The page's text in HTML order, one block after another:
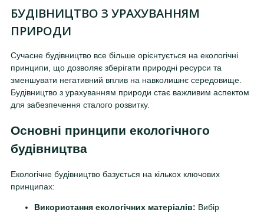
БУДІВНИЦТВО З УРАХУВАННЯМ
ПРИРОДИ
Сучасне будівництво все більше орієнтується на екологічні
принципи, що дозволяє зберігати природні ресурси та
зменшувати негативний вплив на навколишнє середовище.
Будівництво з урахуванням природи стає важливим аспектом
для забезпечення сталого розвитку.
Основні принципи екологічного
будівництва
Екологічне будівництво базується на кількох ключових
принципах:
Використання екологічних матеріалів: Вибір